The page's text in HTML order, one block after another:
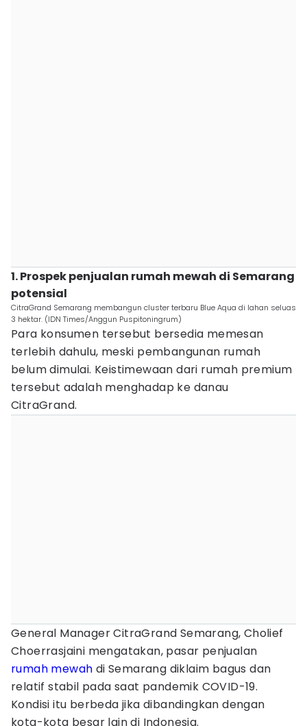
1. Prospek penjualan rumah mewah di Semarang
potensial
CitraGrand Semarang membangun cluster terbaru Blue Aqua di lahan seluas
3 hektar. (IDN Times/Anggun Puspitoningrum)
Para konsumen tersebut bersedia memesan
terlebih dahulu, meski pembangunan rumah
belum dimulai. Keistimewaan dari rumah premium
tersebut adalah menghadap ke danau
CitraGrand.
General Manager CitraGrand Semarang, Cholief
Choerrasjaini mengatakan, pasar penjualan
rumah mewah di Semarang diklaim bagus dan
relatif stabil pada saat pandemik COVID-19.
Kondisi itu berbeda jika dibandingkan dengan
kota-kota besar lain di Indonesia.